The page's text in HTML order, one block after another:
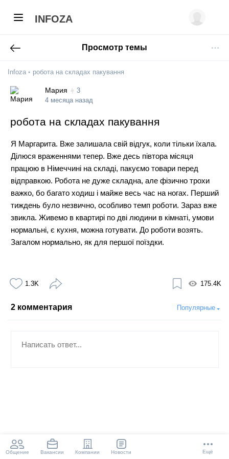
INFOZA
Просмотр темы
Infoza робота на складах пакування
Мария
3
4 месяца назад
робота на складах пакування
Я Маргарита. Вже залишала свій відгук, коли тільки їхала.
Ділюся враженнями тепер. Вже десь півтора місяця
працюю в Німеччині на складі, пакуємо товари перед
відправкою. Робота не дуже складна, але фізично трохи
важко, бо багато ходиш і майже весь час на ногах. Перший
тиждень було незвично, особливо темп роботи. Зараз вже
звикла. Живемо в квартирі по дві людини в кімнаті, умови
нормальні, є кухня, можна готувати. До роботи возять.
Загалом нормально, як для першої поїздки.
1.3K 175.4K
2 комментария Популярные
Общение Вакансии Компании Новости Ещё